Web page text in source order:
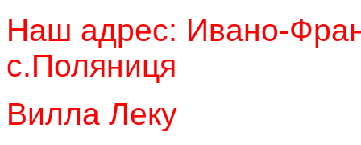
Наш адрес: Ивано-
с.Поляниця
Вилла Леку